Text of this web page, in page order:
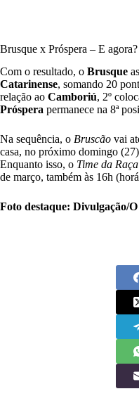
Brusque x Próspera – E agora?
Com o resultado, o Brusque
Catarinense, somando 20
relação ao Camboriú, 2º
Próspera permanece na 8ª
Na sequência, o Bruscão vai
casa, no próximo domingo
Enquanto isso, o Time da Raça
de março, também às 16h
Foto destaque: Divulgação/